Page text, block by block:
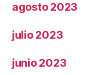
agosto 2023
julio 2023
junio 2023